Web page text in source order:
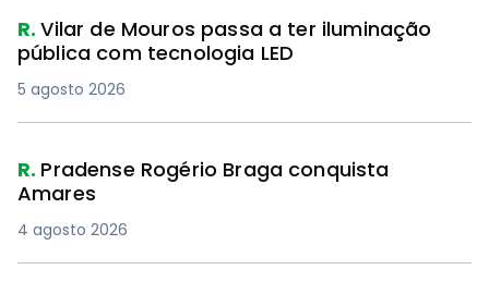
R.Vilar de Mouros passa a ter iluminação
pública com tecnologia LED
5 agosto 2026
R. Pradense Rogério Braga conquista
Amares
4 agosto 2026